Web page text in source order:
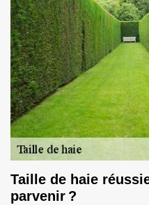
Taille de haie
parvenir ?